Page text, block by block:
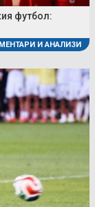
футбол:
И АНАЛИЗИ